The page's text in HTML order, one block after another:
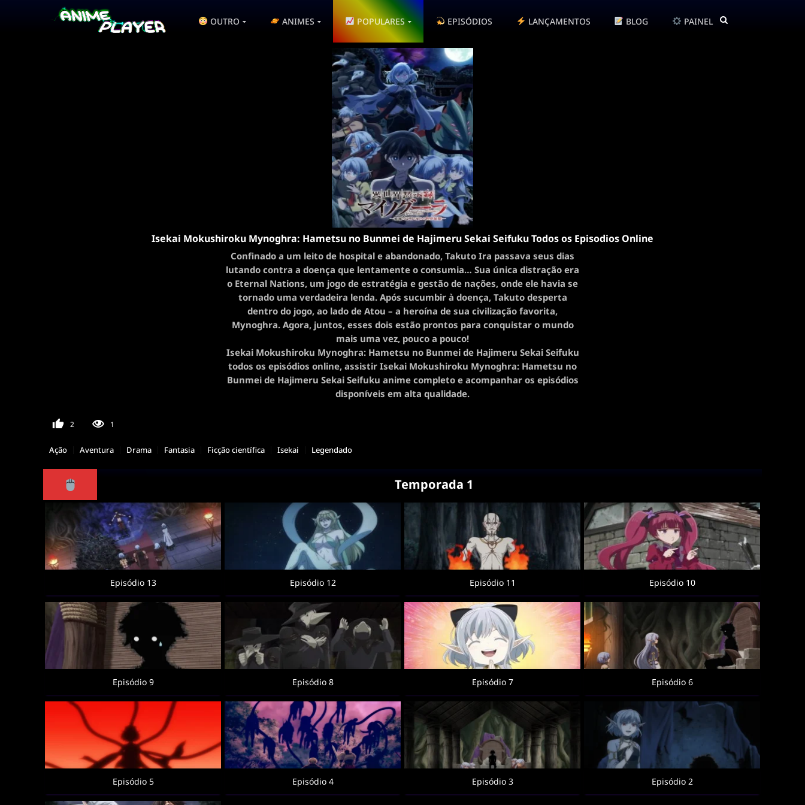
OUTRO ANIMES POPULARES EPISÓDIOS LANÇAMENTOS BLOG PAINEL
Isekai Mokushiroku Mynoghra: Hametsu no Bunmei de Hajimeru Sekai Seifuku Todos os Episodios Online
Confinado a um leito de hospital e abandonado, Takuto Ira passava seus dias
lutando contra a doença que lentamente o consumia… Sua única distração era
o Eternal Nations, um jogo de estratégia e gestão de nações, onde ele havia se
tornado uma verdadeira lenda. Após sucumbir à doença, Takuto desperta
dentro do jogo, ao lado de Atou – a heroína de sua civilização favorita,
Mynoghra. Agora, juntos, esses dois estão prontos para conquistar o mundo
mais uma vez, pouco a pouco!
Isekai Mokushiroku Mynoghra: Hametsu no Bunmei de Hajimeru Sekai Seifuku
todos os episódios online, assistir Isekai Mokushiroku Mynoghra: Hametsu no
Bunmei de Hajimeru Sekai Seifuku anime completo e acompanhar os episódios
disponíveis em alta qualidade.
2 1
Ação Aventura Drama Fantasia Ficção científica Isekai Legendado
Temporada 1
Episódio 13 Episódio 12 Episódio 11 Episódio 10
Episódio 9 Episódio 8 Episódio 7 Episódio 6
Episódio 5 Episódio 4 Episódio 3 Episódio 2